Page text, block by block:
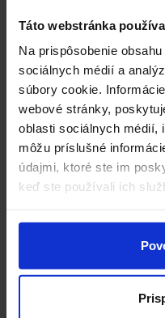
Táto webstránka
Na prispôsobenie
sociálnych médií a
súbory cookie.
webové stránky,
oblasti sociálnych médií,
môžu príslušné
údajmi, ktoré ste im
keď ste používali ich
pracovné
pracovné
výkon,
odborné a mäkké
iné objektívne
Rozdiely v mzde teda
vychádzať z pohlavia
Nové pravidlá sa
personalistiky a miezd.